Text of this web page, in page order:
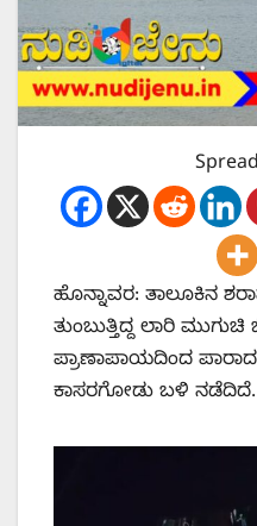
ಹೊನ್ನಾವರ: ತಾಲೂಕಿನ
ತುಂಬುತ್ತಿದ್ದ ಲಾರಿ ಮುಗುಚಿ
ಪ್ರಾಣಾಪಾಯದಿಂದ
ಕಾಸರಗೋಡು ಬಳಿ ನಡೆದಿದೆ.